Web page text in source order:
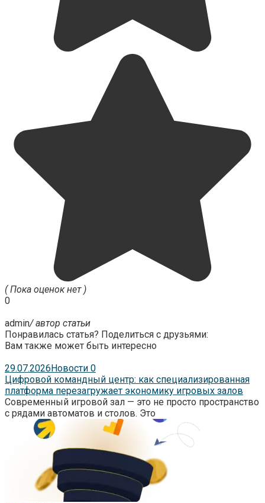
( Пока оценок нет )
0
admin/ автор статьи
Понравилась статья? Поделиться с друзьями:
Вам также может быть интересно
29.07.2026Новости 0
Цифровой командный центр: как специализированная
платформа перезагружает экономику игровых залов
Современный игровой зал — это не просто пространство
с рядами автоматов и столов. Это